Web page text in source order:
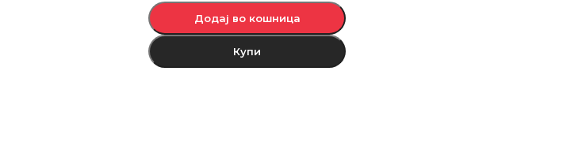
Додај во кошница
Купи